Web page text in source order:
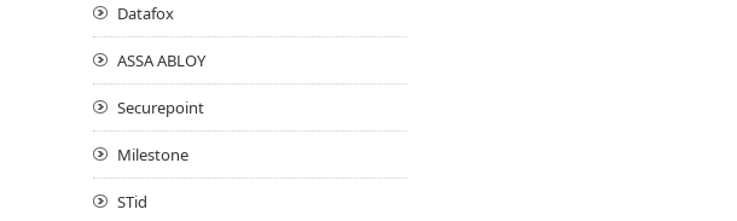
Datafox
ASSA ABLOY
Securepoint
Milestone
STid